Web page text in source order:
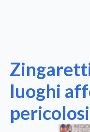
luoghi
pericolosi